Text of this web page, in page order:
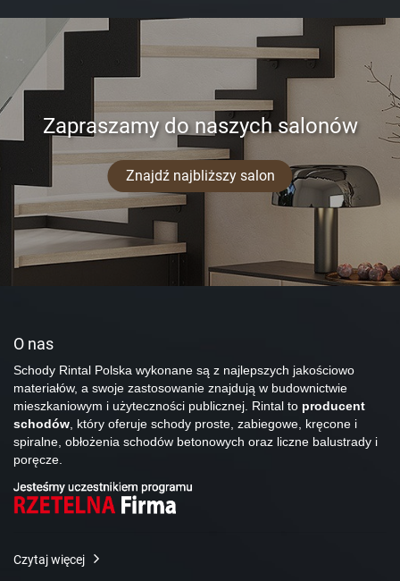
Zapraszamy do naszych salonów
Znajdź najbliższy salon
O nas
Schody Rintal Polska wykonane są z najlepszych jakościowo
materiałów, a swoje zastosowanie znajdują w budownictwie
mieszkaniowym i użyteczności publicznej. Rintal to producent
schodów, który oferuje schody proste, zabiegowe, kręcone i
spiralne, obłożenia schodów betonowych oraz liczne balustrady i
poręcze.
Czytaj więcej